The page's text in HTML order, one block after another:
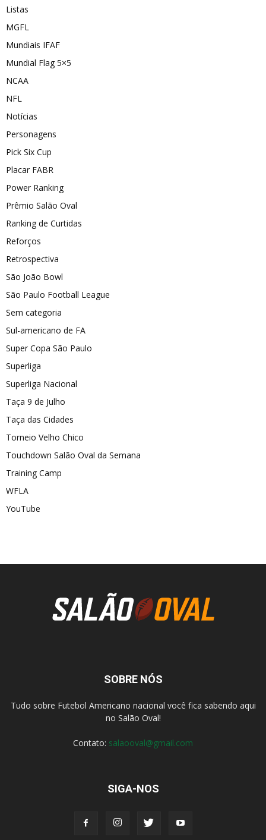
Listas
MGFL
Mundiais IFAF
Mundial Flag 5×5
NCAA
NFL
Notícias
Personagens
Pick Six Cup
Placar FABR
Power Ranking
Prêmio Salão Oval
Ranking de Curtidas
Reforços
Retrospectiva
São João Bowl
São Paulo Football League
Sem categoria
Sul-americano de FA
Super Copa São Paulo
Superliga
Superliga Nacional
Taça 9 de Julho
Taça das Cidades
Torneio Velho Chico
Touchdown Salão Oval da Semana
Training Camp
WFLA
YouTube
SOBRE NÓS
Tudo sobre Futebol Americano nacional você fica sabendo aqui
no Salão Oval!
Contato: salaooval@gmail.com
SIGA-NOS